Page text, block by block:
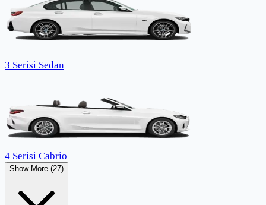
3 Serisi Sedan
4 Serisi Cabrio
Show More (27)